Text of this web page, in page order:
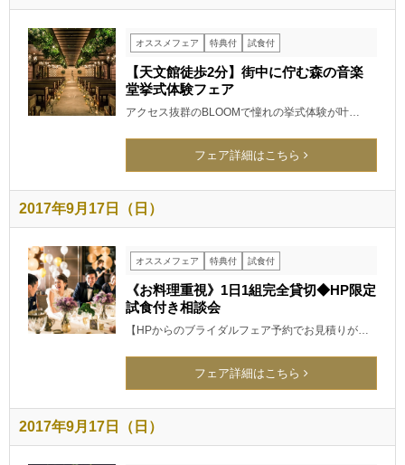
オススメフェア 特典付 試食付
【天文館徒歩2分】街中に佇む森の音楽
堂挙式体験フェア
アクセス抜群のBLOOMで憧れの挙式体験が叶…
フェア詳細はこちら
2017年9月17日（日）
オススメフェア 特典付 試食付
《お料理重視》1日1組完全貸切◆HP限定
試食付き相談会
【HPからのブライダルフェア予約でお見積りが…
フェア詳細はこちら
2017年9月17日（日）